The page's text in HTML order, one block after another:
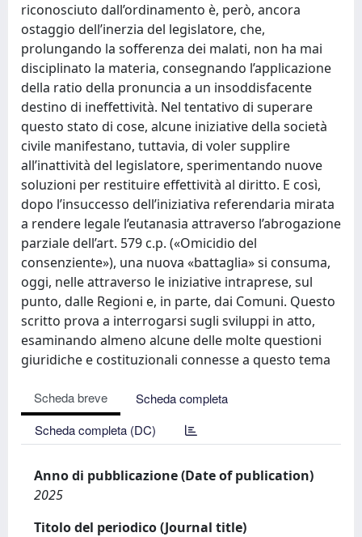
riconosciuto dall’ordinamento è, però, ancora
ostaggio dell’inerzia del legislatore, che,
prolungando la sofferenza dei malati, non ha mai
disciplinato la materia, consegnando l’applicazione
della ratio della pronuncia a un insoddisfacente
destino di ineffettività. Nel tentativo di superare
questo stato di cose, alcune iniziative della società
civile manifestano, tuttavia, di voler supplire
all’inattività del legislatore, sperimentando nuove
soluzioni per restituire effettività al diritto. E così,
dopo l’insuccesso dell’iniziativa referendaria mirata
a rendere legale l’eutanasia attraverso l’abrogazione
parziale dell’art. 579 c.p. («Omicidio del
consenziente»), una nuova «battaglia» si consuma,
oggi, nelle attraverso le iniziative intraprese, sul
punto, dalle Regioni e, in parte, dai Comuni. Questo
scritto prova a interrogarsi sugli sviluppi in atto,
esaminando almeno alcune delle molte questioni
giuridiche e costituzionali connesse a questo tema
Scheda breve
Scheda completa
Scheda completa (DC)
Anno di pubblicazione (Date of publication)
2025
Titolo del periodico (Journal title)